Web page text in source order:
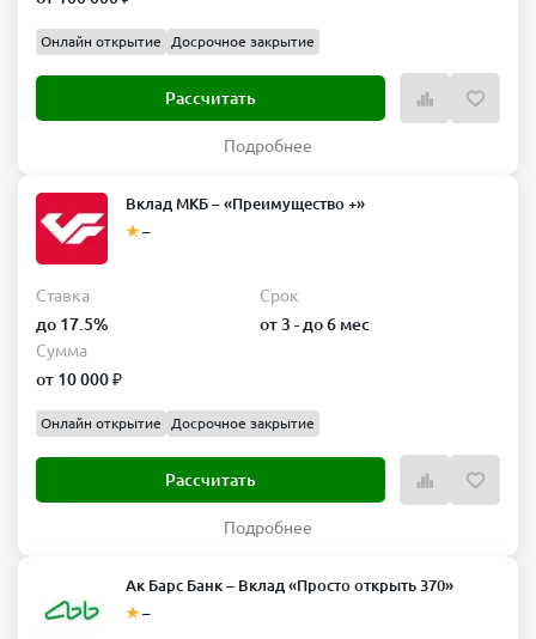
Онлайн открытие Досрочное закрытие
Рассчитать
Подробнее
Вклад МКБ – «Преимущество +»
–
Ставка
до 17.5%
Срок
от 3 - до 6 мес
Сумма
от 10 000 ₽
Онлайн открытие Досрочное закрытие
Рассчитать
Подробнее
Ак Барс Банк – Вклад «Просто открыть 370»
–